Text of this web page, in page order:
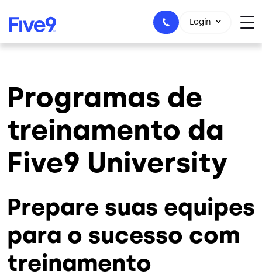
+55-11-99434-6533
Login
Programas de
treinamento da
Five9 University
Prepare suas equipes
para o sucesso com
treinamento